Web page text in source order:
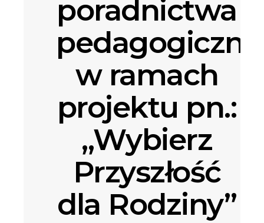
poradnictwa
w ramach
projektu pn.:
„Wybierz
Przyszłość
dla Rodziny”